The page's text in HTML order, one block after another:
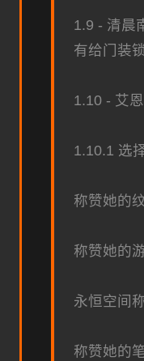
1.9 - 清晨
有给门装
1.10 - 艾
1.10.1 选
称赞她的
称赞她的
永恒空间
称赞她的